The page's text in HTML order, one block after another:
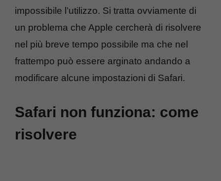
impossibile l’utilizzo. Si tratta ovviamente di
un problema che Apple cercherà di risolvere
nel più breve tempo possibile ma che nel
frattempo può essere arginato andando a
modificare alcune impostazioni di Safari.
Safari non funziona: come
risolvere